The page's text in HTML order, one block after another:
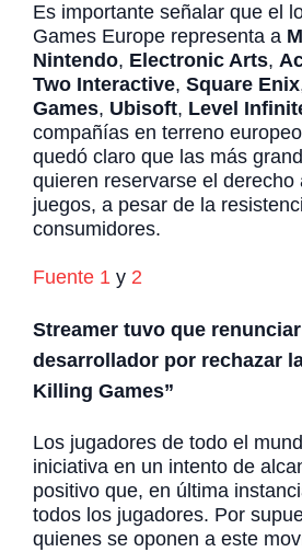
Es importante señalar que el
Games Europe representa a
Nintendo, Electronic Arts,
Two Interactive, Square Enix
Games, Ubisoft, Level
compañías en terreno
quedó claro que las más
quieren reservarse el derecho
juegos, a pesar de la
consumidores.
Fuente 1 y 2
Streamer tuvo que
desarrollador por rechazar
Killing Games”
Los jugadores de todo el
iniciativa en un intento de
positivo que, en última
todos los jugadores. Por
quienes se oponen a este